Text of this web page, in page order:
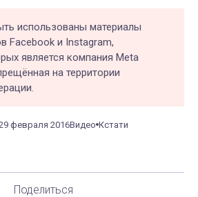
использованы материалы
Facebook и Instagram,
является компания Meta
на территории
февраля 2016Видео Кстати
Поделиться